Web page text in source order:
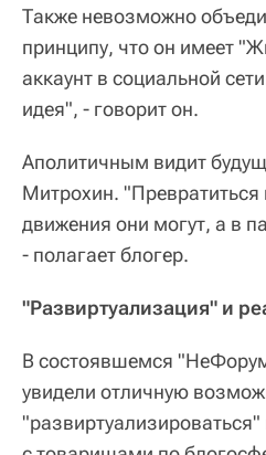
Также невозможно
принципу, что он имеет
аккаунт в социальной
идея", - говорит он.
Аполитичным видит
Митрохин.
движения они могут, а в
- полагает блогер.
"Развиртуализация" и
В состоявшемся
увидели отличную